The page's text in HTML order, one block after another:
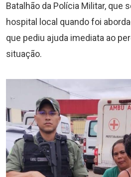
Batalhão da Polícia Militar, que
hospital local quando foi
que pediu ajuda imediata ao
situação.